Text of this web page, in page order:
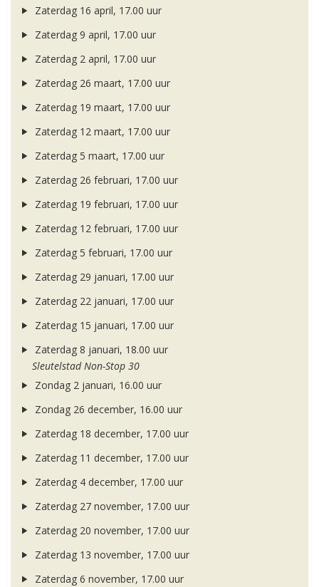
Zaterdag 16 april, 17.00 uur
Zaterdag 9 april, 17.00 uur
Zaterdag 2 april, 17.00 uur
Zaterdag 26 maart, 17.00 uur
Zaterdag 19 maart, 17.00 uur
Zaterdag 12 maart, 17.00 uur
Zaterdag 5 maart, 17.00 uur
Zaterdag 26 februari, 17.00 uur
Zaterdag 19 februari, 17.00 uur
Zaterdag 12 februari, 17.00 uur
Zaterdag 5 februari, 17.00 uur
Zaterdag 29 januari, 17.00 uur
Zaterdag 22 januari, 17.00 uur
Zaterdag 15 januari, 17.00 uur
Zaterdag 8 januari, 18.00 uur
Sleutelstad Non-Stop 30
Zondag 2 januari, 16.00 uur
Zondag 26 december, 16.00 uur
Zaterdag 18 december, 17.00 uur
Zaterdag 11 december, 17.00 uur
Zaterdag 4 december, 17.00 uur
Zaterdag 27 november, 17.00 uur
Zaterdag 20 november, 17.00 uur
Zaterdag 13 november, 17.00 uur
Zaterdag 6 november, 17.00 uur